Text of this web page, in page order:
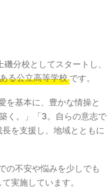
分校としてスタートし、
る公立高等学校です。
を基本に、豊かな情操と
く。」「3。自らの意志で
を支援し、地域とともに
の不安や悩みを少しでも
実施しています。